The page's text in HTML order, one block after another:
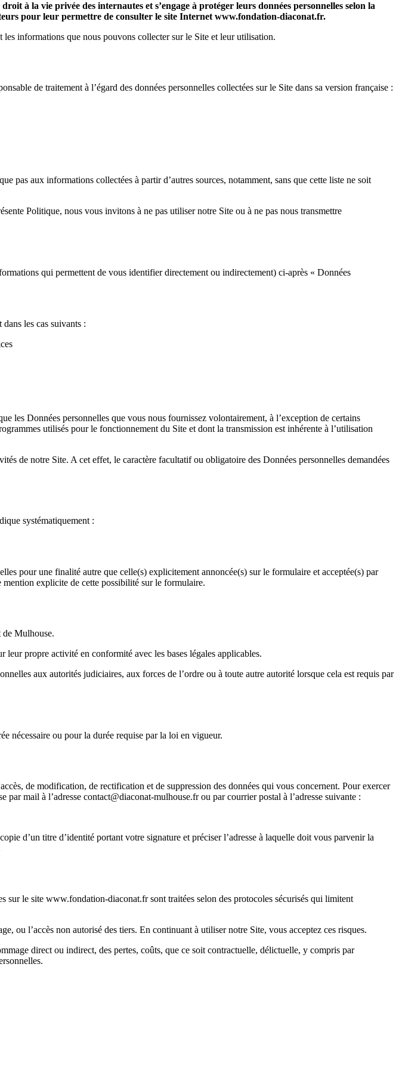
à la vie privée des internautes et s’engage à protéger leurs données personnelles selon la
pour leur permettre de consulter le site Internet www.fondation-diaconat.fr.
informations que nous pouvons collecter sur le Site et leur utilisation.
de traitement à l’égard des données personnelles collectées sur le Site dans sa version française :
pas aux informations collectées à partir d’autres sources, notamment, sans que cette liste ne soit
Politique, nous vous invitons à ne pas utiliser notre Site ou à ne pas nous transmettre
qui permettent de vous identifier directement ou indirectement) ci-après « Données
les cas suivants :
les Données personnelles que vous nous fournissez volontairement, à l’exception de certains
utilisés pour le fonctionnement du Site et dont la transmission est inhérente à l’utilisation
de notre Site. A cet effet, le caractère facultatif ou obligatoire des Données personnelles demandées
systématiquement :
pour une finalité autre que celle(s) explicitement annoncée(s) sur le formulaire et acceptée(s) par
mention explicite de cette possibilité sur le formulaire.
de Mulhouse.
leur propre activité en conformité avec les bases légales applicables.
aux autorités judiciaires, aux forces de l’ordre ou à toute autre autorité lorsque cela est requis par
nécessaire ou pour la durée requise par la loi en vigueur.
de modification, de rectification et de suppression des données qui vous concernent. Pour exercer
mail à l’adresse contact@diaconat-mulhouse.fr ou par courrier postal à l’adresse suivante :
d’un titre d’identité portant votre signature et préciser l’adresse à laquelle doit vous parvenir la
sur le site www.fondation-diaconat.fr sont traitées selon des protocoles sécurisés qui limitent
ou l’accès non autorisé des tiers. En continuant à utiliser notre Site, vous acceptez ces risques.
direct ou indirect, des pertes, coûts, que ce soit contractuelle, délictuelle, y compris par